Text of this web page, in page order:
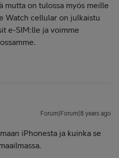
mutta on tulossa myös meille
Watch cellular on julkaistu
e-SIM:lle ja voimme
Forum|Forum|8 years ago
iPhonesta ja kuinka se